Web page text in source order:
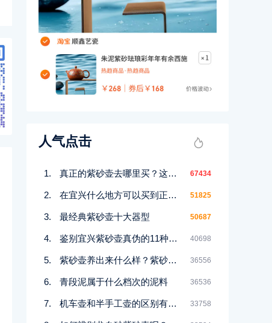
人气点击
真正的紫砂壶去哪里买？这几个地方都能买到！ 67434
在宜兴什么地方可以买到正宗紫砂壶 51825
最经典紫砂壶十大器型 50687
鉴别宜兴紫砂壶真伪的11种好方法 40698
紫砂壶养出来什么样？紫砂壶包浆前后对比图鉴赏 36556
青段泥属于什么档次的泥料 36536
机车壶和半手工壶的区别有哪些 33758